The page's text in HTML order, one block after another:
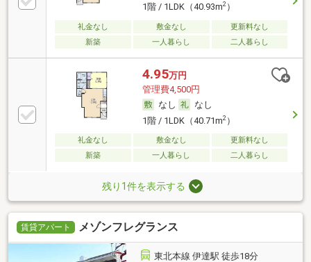
1階 / 1LDK（40.93m2）
礼金なし 敷金なし
更新料なし
新築
一人暮らし 二人暮らし
4.95万円
管理費4,500円
なし
なし
1階 / 1LDK（40.71m2）
礼金なし 敷金なし
更新料なし
新築
一人暮らし 二人暮らし
残り1件を表示する
賃貸アパート メゾンフレグランス
東北本線 伊達駅 徒歩18分